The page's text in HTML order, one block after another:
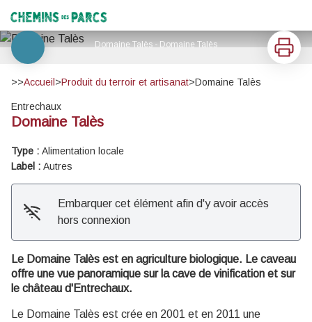
Chemins des Parcs
Domaine Talès - Domaine Talès
Voir l'image en plein écran
Imprimer
>>Accueil >Produit du terroir et artisanat>Domaine Talès
Entrechaux
Domaine Talès
Type : Alimentation locale
Label : Autres
Embarquer cet élément afin d'y avoir accès
hors connexion
Le Domaine Talès est en agriculture biologique. Le caveau
offre une vue panoramique sur la cave de vinification et sur
le château d'Entrechaux.
Le Domaine Talès est crée en 2001 et en 2011 une